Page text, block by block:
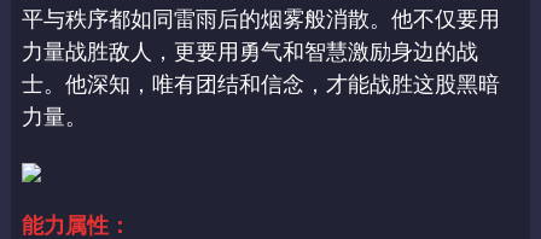
平与秩序都如同雷雨后的烟雾般消散。他不仅要用
力量战胜敌人，更要用勇气和智慧激励身边的战
士。他深知，唯有团结和信念，才能战胜这股黑暗
力量。
能力属性：